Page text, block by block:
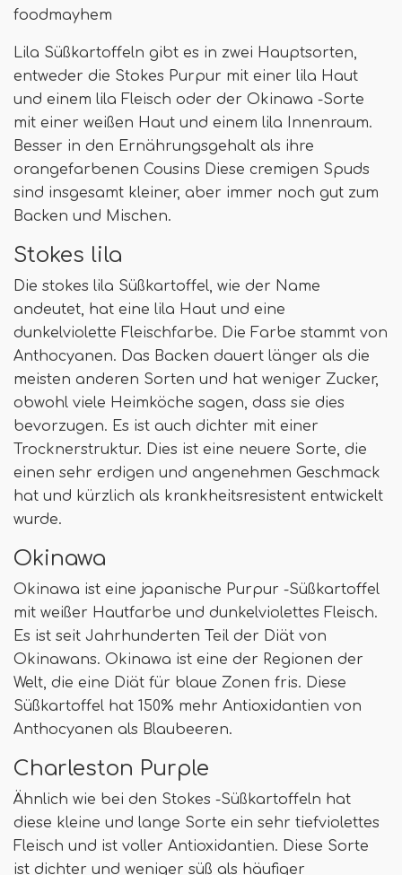
foodmayhem
Lila Süßkartoffeln gibt es in zwei Hauptsorten,
entweder die Stokes Purpur mit einer lila Haut
und einem lila Fleisch oder der Okinawa -Sorte
mit einer weißen Haut und einem lila Innenraum.
Besser in den Ernährungsgehalt als ihre
orangefarbenen Cousins ​​Diese cremigen Spuds
sind insgesamt kleiner, aber immer noch gut zum
Backen und Mischen.
Stokes lila
Die stokes lila Süßkartoffel, wie der Name
andeutet, hat eine lila Haut und eine
dunkelviolette Fleischfarbe. Die Farbe stammt von
Anthocyanen. Das Backen dauert länger als die
meisten anderen Sorten und hat weniger Zucker,
obwohl viele Heimköche sagen, dass sie dies
bevorzugen. Es ist auch dichter mit einer
Trocknerstruktur. Dies ist eine neuere Sorte, die
einen sehr erdigen und angenehmen Geschmack
hat und kürzlich als krankheitsresistent entwickelt
wurde.
Okinawa
Okinawa ist eine japanische Purpur -Süßkartoffel
mit weißer Hautfarbe und dunkelviolettes Fleisch.
Es ist seit Jahrhunderten Teil der Diät von
Okinawans. Okinawa ist eine der Regionen der
Welt, die eine Diät für blaue Zonen fris. Diese
Süßkartoffel hat 150% mehr Antioxidantien von
Anthocyanen als Blaubeeren.
Charleston Purple
Ähnlich wie bei den Stokes -Süßkartoffeln hat
diese kleine und lange Sorte ein sehr tiefviolettes
Fleisch und ist voller Antioxidantien. Diese Sorte
ist dichter und weniger süß als häufiger